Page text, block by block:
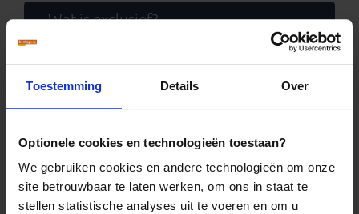
Toestemming Details Over
Optionele cookies en technologieën toestaan?
We gebruiken cookies en andere technologieën om onze
site betrouwbaar te laten werken, om ons in staat te
stellen statistische analyses uit te voeren en om u
Wat is exclusief?
fooien
boekings(dossier)kosten
reizen of voor reizigers met Nederlandse nationaliteit)
consumentenbijdrage SGR € 5,- per persoon (enkel op
Nederlandse reizen)
reis- en annuleringsverzekering
Extra